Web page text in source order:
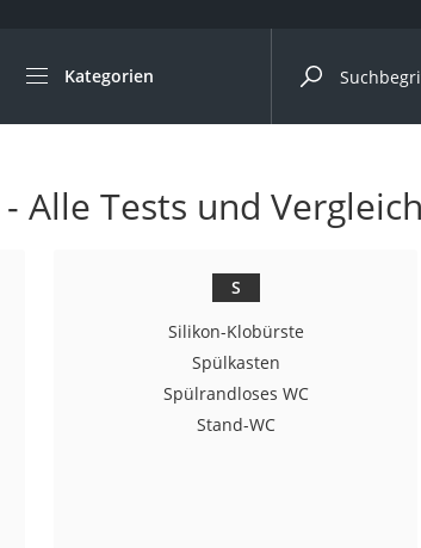
Kategorien
Die beliebtesten Vergleiche nach Kategorie
Ergonomischer Bürostuhl
Außenleuchte mit Kamera
Alle Tests und
S
Silikon-Klobürste
Spülkasten
Spülrandloses WC
Stand-WC